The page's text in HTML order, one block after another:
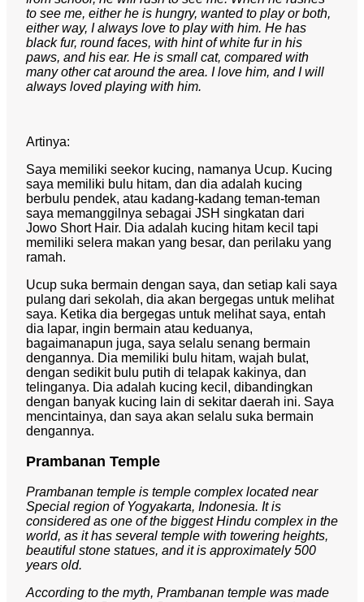
to see me, either he is hungry, wanted to play or both,
either way, I always love to play with him. He has
black fur, round faces, with hint of white fur in his
paws, and his ear. He is small cat, compared with
many other cat around the area. I love him, and I will
always loved playing with him.
Artinya:
Saya memiliki seekor kucing, namanya Ucup. Kucing
saya memiliki bulu hitam, dan dia adalah kucing
berbulu pendek, atau kadang-kadang teman-teman
saya memanggilnya sebagai JSH singkatan dari
Jowo Short Hair. Dia adalah kucing hitam kecil tapi
memiliki selera makan yang besar, dan perilaku yang
ramah.
Ucup suka bermain dengan saya, dan setiap kali saya
pulang dari sekolah, dia akan bergegas untuk melihat
saya. Ketika dia bergegas untuk melihat saya, entah
dia lapar, ingin bermain atau keduanya,
bagaimanapun juga, saya selalu senang bermain
dengannya. Dia memiliki bulu hitam, wajah bulat,
dengan sedikit bulu putih di telapak kakinya, dan
telinganya. Dia adalah kucing kecil, dibandingkan
dengan banyak kucing lain di sekitar daerah ini. Saya
mencintainya, dan saya akan selalu suka bermain
dengannya.
Prambanan Temple
Prambanan temple is temple complex located near
Special region of Yogyakarta, Indonesia. It is
considered as one of the biggest Hindu complex in the
world, as it has several temple with towering heights,
beautiful stone statues, and it is approximately 500
years old.
According to the myth, Prambanan temple was made